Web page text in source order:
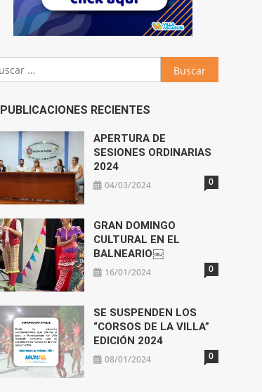
Buscar:
PUBLICACIONES RECIENTES
APERTURA DE
SESIONES ORDINARIAS
2024
04/03/2024 0
GRAN DOMINGO
CULTURAL EN EL
BALNEARIO￼
16/01/2024 0
SE SUSPENDEN LOS
“CORSOS DE LA VILLA”
EDICIÓN 2024
08/01/2024 0